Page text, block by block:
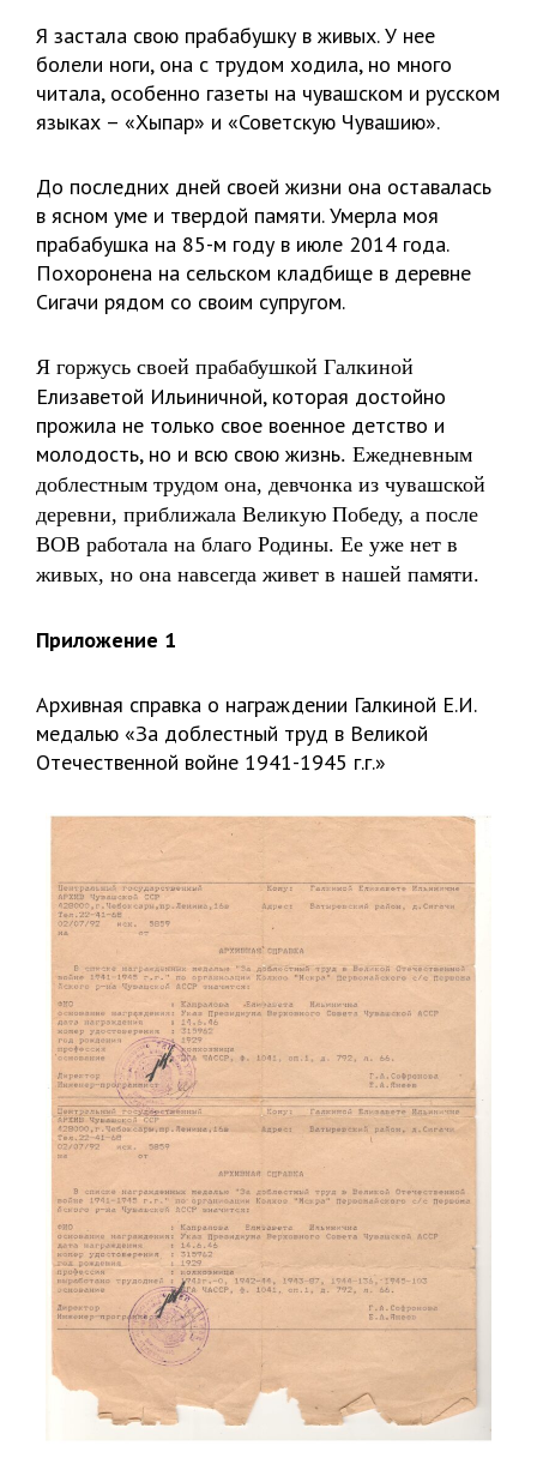
Я застала свою прабабушку в живых. У нее
болели ноги, она с трудом ходила, но много
читала, особенно газеты на чувашском и русском
языках – «Хыпар» и «Советскую Чувашию».
До последних дней своей жизни она оставалась
в ясном уме и твердой памяти. Умерла моя
прабабушка на 85-м году в июле 2014 года.
Похоронена на сельском кладбище в деревне
Сигачи рядом со своим супругом.
Я горжусь своей прабабушкой Галкиной
Елизаветой Ильиничной, которая достойно
прожила не только свое военное детство и
молодость, но и всю свою жизнь. Ежедневным
доблестным трудом она, девчонка из чувашской
деревни, приближала Великую Победу, а после
ВОВ работала на благо Родины. Ее уже нет в
живых, но она навсегда живет в нашей памяти.
Приложение 1
Архивная справка о награждении Галкиной Е.И.
медалью «За доблестный труд в Великой
Отечественной войне 1941-1945 г.г.»